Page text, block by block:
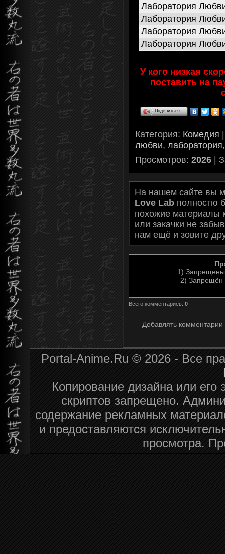
Лаборатория
Лаборатория
Лаборатория
Лаборатория
У кого низкая
поставить на
Поделиться…
Категория: Комедия
любви, лаборатория
Просмотров: 2026 |
На нашем сайте вы
Love Lab полностю
похожие материалы
или закачки не
нам ещё и зовите
1) Запрещены
2) Запрещён
Всего комментариев: 0
Добавлять комментарии
Portal-Anime.Ru © 2026 - Все
Копирование дизайна или
скриптов запрещено.
содержание рекламных
и предоставляются
просмотра.